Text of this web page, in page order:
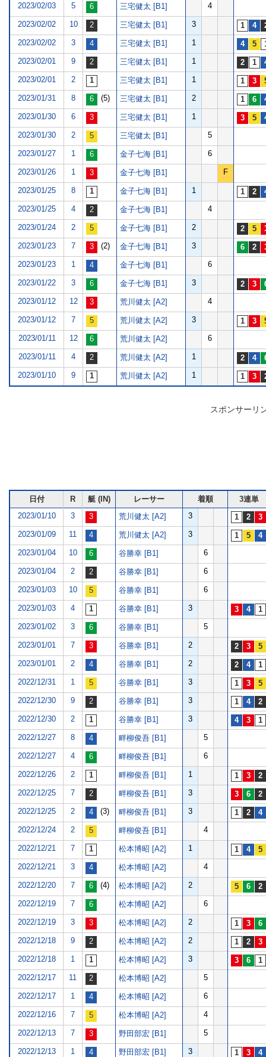
2023/02/03 5 三宅健太 [B1] 4
2023/02/02 10 三宅健太 [B1] 3
2023/02/02 3 三宅健太 [B1] 1
2023/02/01 9 三宅健太 [B1] 1
2023/02/01 2 三宅健太 [B1] 1
2023/01/31 8 (5) 三宅健太 [B1] 2
2023/01/30 6 三宅健太 [B1] 1
2023/01/30 2 三宅健太 [B1] 5
2023/01/27 1 金子七海 [B1] 6
2023/01/26 1 金子七海 [B1] F
2023/01/25 8 金子七海 [B1] 1
2023/01/25 4 金子七海 [B1] 4
2023/01/24 2 金子七海 [B1] 2
2023/01/23 7 (2) 金子七海 [B1] 3
2023/01/23 1 金子七海 [B1] 6
2023/01/22 3 金子七海 [B1] 3
2023/01/12 12 荒川健太 [A2] 4
2023/01/12 7 荒川健太 [A2] 3
2023/01/11 12 荒川健太 [A2] 6
2023/01/11 4 荒川健太 [A2] 1
2023/01/10 9 荒川健太 [A2] 1
スポンサーリ
日付 R 艇 (IN) レーサー 着順
3連単
2023/01/10
3 荒川健太 [A2] 3
2023/01/09 11 荒川健太 [A2] 3
2023/01/04 10 谷勝幸 [B1] 6
2023/01/04 2 谷勝幸 [B1] 6
2023/01/03 10 谷勝幸 [B1] 6
2023/01/03 4 谷勝幸 [B1] 3
2023/01/02 3 谷勝幸 [B1] 5
2023/01/01 7 谷勝幸 [B1] 2
2023/01/01 2 谷勝幸 [B1] 2
2022/12/31 1 谷勝幸 [B1] 3
2022/12/30 9 谷勝幸 [B1] 3
2022/12/30 2 谷勝幸 [B1] 3
2022/12/27 8 畔柳俊吾 [B1] 5
2022/12/27 4 畔柳俊吾 [B1] 6
2022/12/26 2 畔柳俊吾 [B1] 1
2022/12/25 7 畔柳俊吾 [B1] 3
2022/12/25 2 (3) 畔柳俊吾 [B1] 3
2022/12/24 2 畔柳俊吾 [B1] 4
2022/12/21 7 松本博昭 [A2] 1
2022/12/21 3 松本博昭 [A2] 4
2022/12/20 7 (4) 松本博昭 [A2] 2
2022/12/19 7 松本博昭 [A2] 6
2022/12/19 3 松本博昭 [A2] 2
2022/12/18 9 松本博昭 [A2] 2
2022/12/18 1 松本博昭 [A2] 3
2022/12/17 11 松本博昭 [A2] 5
2022/12/17 1 松本博昭 [A2] 6
2022/12/16 7 松本博昭 [A2] 4
2022/12/13 7 野田部宏 [B1] 5
2022/12/13 1 野田部宏 [B1] 3